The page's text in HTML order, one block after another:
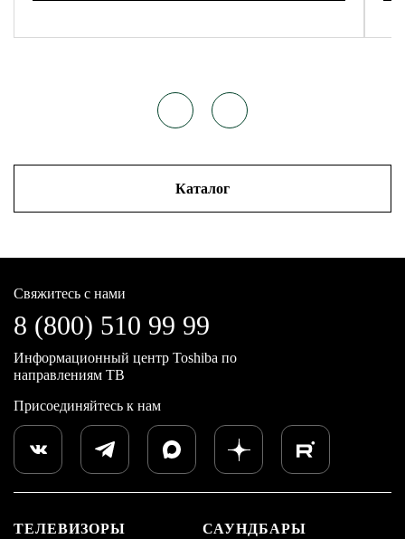
Каталог
Свяжитесь с нами
8 (800) 510 99 99
Информационный центр Toshiba по
направлениям ТВ
Присоединяйтесь к нам
ТЕЛЕВИЗОРЫ САУНДБАРЫ